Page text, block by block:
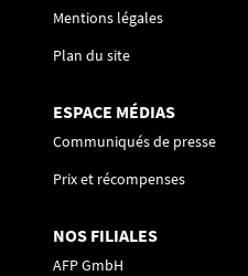
Mentions légales
Plan du site
ESPACE MÉDIAS
Communiqués de presse
Prix et récompenses
NOS FILIALES
AFP GmbH